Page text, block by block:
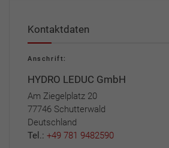
Kontaktdaten
Anschrift:
HYDRO LEDUC GmbH
Am Ziegelplatz 20
77746 Schutterwald
Deutschland
Tel.: +49 781 9482590